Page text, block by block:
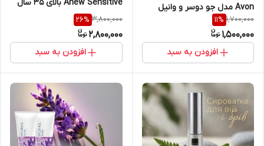
Avon مدل جو دوسر و وانیل
اورجینال
1,700,000
11%
1,500,000
افزودن به سبد
Anew Sensitive بالای ۳۵ سال
آون اورجینال
3,800,000
26%
2,800,000
افزودن به سبد